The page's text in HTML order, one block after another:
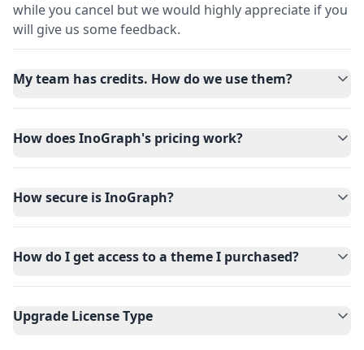
while you cancel but we would highly appreciate if you
will give us some feedback.
My team has credits. How do we use them?
How does InoGraph's pricing work?
How secure is InoGraph?
How do I get access to a theme I purchased?
Upgrade License Type